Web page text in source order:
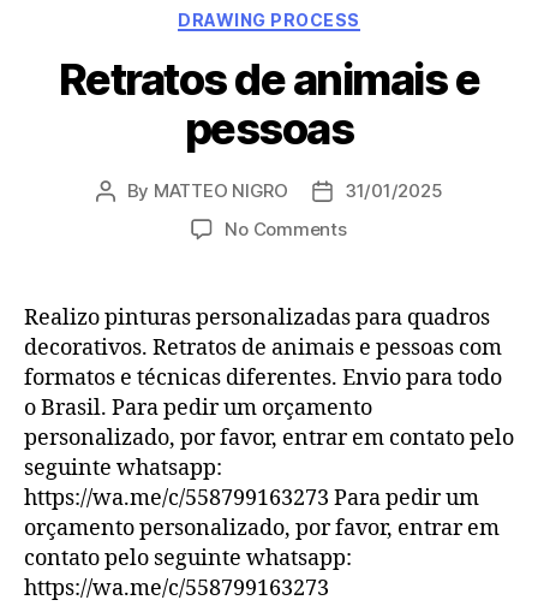
Categories
DRAWING PROCESS
Retratos de animais e
pessoas
Post
By MATTEO NIGRO
Post
date
31/01/2025
No Commentson
animais
e
pessoas
Realizo pinturas personalizadas para quadros
decorativos. Retratos de animais e pessoas com
formatos e técnicas diferentes. Envio para todo
o Brasil. Para pedir um orçamento
personalizado, por favor, entrar em contato pelo
seguinte whatsapp:
https://wa.me/c/558799163273 Para pedir um
orçamento personalizado, por favor, entrar em
contato pelo seguinte whatsapp:
https://wa.me/c/558799163273